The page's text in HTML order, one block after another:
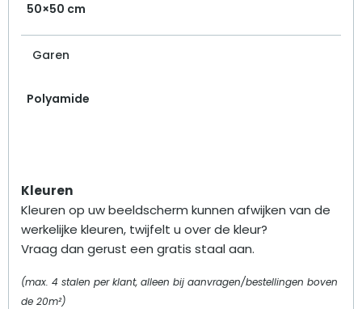
50×50 cm
Garen
Polyamide
Kleuren
Kleuren op uw beeldscherm kunnen afwijken van de
werkelijke kleuren, twijfelt u over de kleur?
Vraag dan gerust een gratis staal aan.
(max. 4 stalen per klant, alleen bij aanvragen/bestellingen boven
de 20m²)